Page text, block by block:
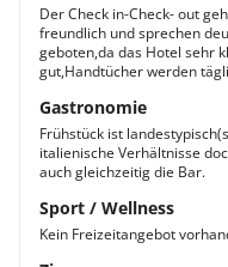
Der Check in-Check- out
freundlich und sprechen
geboten,da das Hotel sehr
gut,Handtücher werden
Gastronomie
Frühstück ist
italienische Verhältnisse
auch gleichzeitig die Bar.
Sport / Wellness
Kein Freizeitangebot